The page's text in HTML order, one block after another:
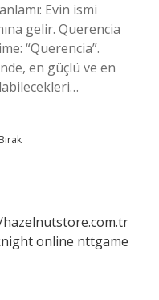
Evin ismi
gelir. Querencia
“Querencia”.
en güçlü ve en
online nttgame